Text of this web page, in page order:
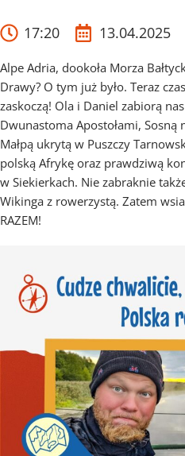
17:20 13.04.2025
Alpe Adria, dookoła Morza
Drawy? O tym już było. Teraz
zaskoczą! Ola i Daniel zabiorą
Dwunastoma Apostołami, Sosną
Małpą ukrytą w Puszczy
polską Afrykę oraz prawdziwą
w Siekierkach. Nie zabraknie
Wikinga z rowerzystą. Zatem
RAZEM!